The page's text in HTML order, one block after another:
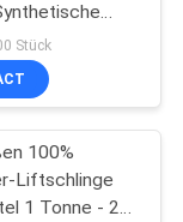
hohe
Stück
100%
Liftschlinge
1 Tonne - 20